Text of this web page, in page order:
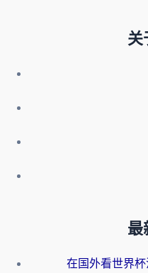
关
最